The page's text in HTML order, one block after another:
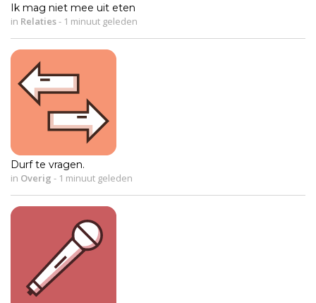
Ik mag niet mee uit eten
in Relaties- 1 minuut geleden
Durf te vragen.
in Overig - 1 minuut geleden